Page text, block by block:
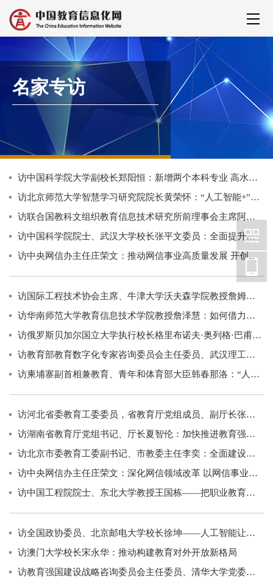
名家专访
访中国科学院大学副校长郑阳恒：新增两个本科专业 高水平科研平台向本科生倾斜
访北京师范大学智慧学习研究院院长黄荣怀：“人工智能+”为教育变革带来关键变量
访联合国教科文组织教育信息技术研究所前理事会主席阿莎`辛格`卡瓦：“智慧教育是全人类的共同事业”
访中国科学院院士、武汉大学校长张平文委员：全面提升数智能力 助推经济社会发展
访中央网信办主任庄荣文：推动网信事业高质量发展 开创网络强国建设新局面（权威访谈·学习贯彻党的二十届四中全会精神）
访国际工程技术协会主席、牛津大学沃夫森学院教授詹姆斯·克雷布：智能时代STEM教育如何发力
访华南师范大学教育信息技术学院教授詹泽慧：如何借力人工智能发展STEM教育
访俄罗斯贝加尔国立大学执行校长格里布诺夫·奥列格·巴甫洛维奇：重塑“数字一代”
访教育部教育数字化专家咨询委员会主任委员、武汉理工大学校长杨宗凯：STEM教育如何拥抱人工智能
访柬埔寨副首相兼教育、青年和体育部大臣韩春那洛：“人工智能会成就未来的教育”
访河北省委教育工委委员，省教育厅党组成员、副厅长张春生：深化“1+4”教育综合改革 加快推进由教育大省向教育强省的系统跃升
访湖南省教育厅党组书记、厅长夏智伦：加快推进教育强省建设 提升服务“三高四新”支撑能力
访北京市委教育工委副书记、市教委主任李奕：全面建设教育强国首善之区
访中央网信办主任庄荣文：深化网信领域改革 以网信事业高质量发展助力中国式现代化
访中国工程院院士、东北大学教授王国栋——把职业教育办在生产线上
访全国政协委员、北京邮电大学校长徐坤——人工智能让高校不再囿于围墙
访澳门大学校长宋永华：推动构建教育对外开放新格局
访教育强国建设战略咨询委员会主任委员、清华大学党委书记邱勇——以人才、科技、创新服务支撑教育强国建设